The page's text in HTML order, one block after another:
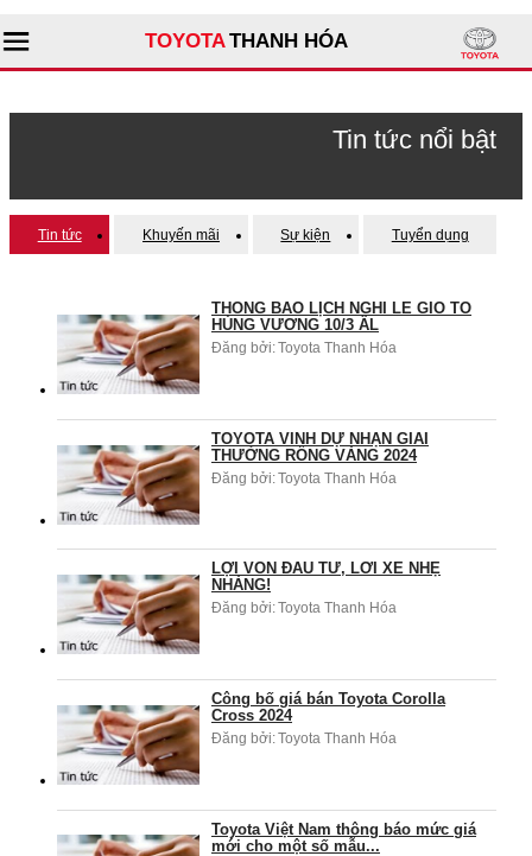
TOYOTATHANH HÓA
Giới thiệu đại lý
Sản phẩm
Dịch vụ
Tư vấn
Tin tức nổi bật
Tin tức Khuyến mãi Sự kiện Tuyển dụng
THÔNG BÁO LỊCH NGHỈ LỄ GIỖ TỔ
HÙNG VƯƠNG 10/3 ÂL
Đăng bởi:Toyota Thanh Hóa
TOYOTA VINH DỰ NHẬN GIẢI
THƯỞNG RỒNG VÀNG 2024
Đăng bởi:Toyota Thanh Hóa
LỢI VỐN ĐẦU TƯ, LỜI XẾ NHẸ
NHÀNG!
Đăng bởi:Toyota Thanh Hóa
Công bố giá bán Toyota Corolla
Cross 2024
Đăng bởi:Toyota Thanh Hóa
Toyota Việt Nam thông báo mức giá
mới cho một số mẫu...